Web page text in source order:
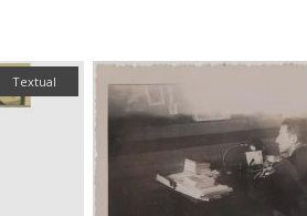
Textual